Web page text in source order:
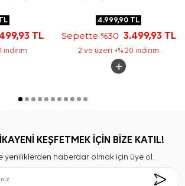
TL
indirim
4.999,90 TL
Sepette %30 3.499,93 TL
2 ve üzeri +% 20 indirim
KEŞFETMEK İÇİN BİZE KATIL!
yeniliklerden haberdar olmak için üye ol.